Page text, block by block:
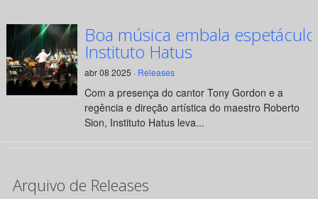
Boa música embala
Instituto Hatus
abr 08 2025 · Releases
Com a presença do cantor Tony Gordon e a
regência e direção artística do maestro Roberto
Sion, Instituto Hatus leva...
Arquivo de Releases